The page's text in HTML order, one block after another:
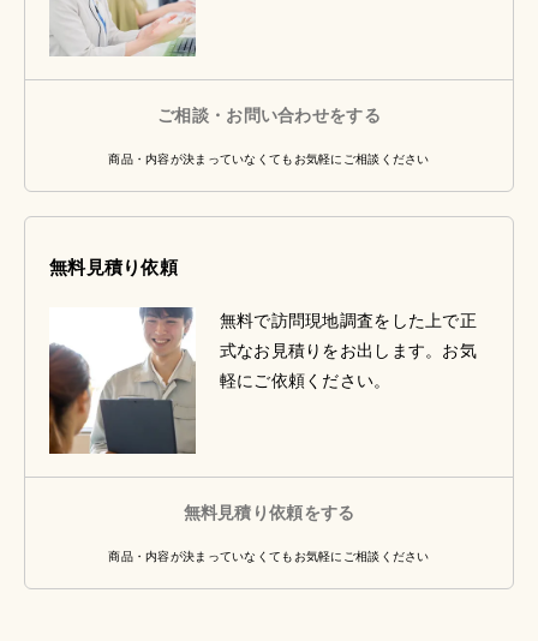
ご相談・お問い合わせをする
商品・内容が決まっていなくてもお気軽にご相談ください
無料見積り依頼
無料で訪問現地調査をした上で正
式なお見積りをお出します。お気
軽にご依頼ください。
無料見積り依頼をする
商品・内容が決まっていなくてもお気軽にご相談ください